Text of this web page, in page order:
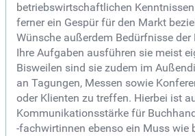
betriebswirtschaftlichen
ferner ein Gespür für den Markt
Wünsche außerdem Bedürfnisse der
Ihre Aufgaben ausführen sie meist
Bisweilen sind sie zudem im
an Tagungen, Messen sowie
oder Klienten zu treffen. Hierbei ist
Kommunikationsstärke für
-fachwirtinnen ebenso ein Muss wie